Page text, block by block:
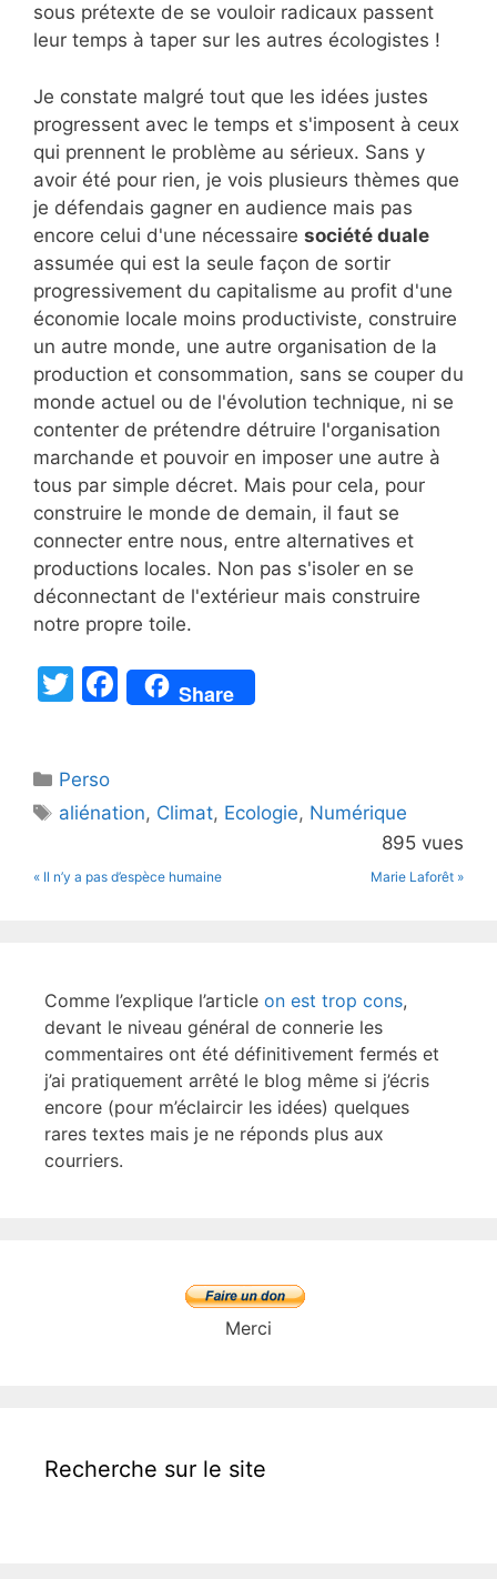
sous prétexte de se vouloir radicaux passent
leur temps à taper sur les autres écologistes !
Je constate malgré tout que les idées justes
progressent avec le temps et s'imposent à ceux
qui prennent le problème au sérieux. Sans y
avoir été pour rien, je vois plusieurs thèmes que
je défendais gagner en audience mais pas
encore celui d'une nécessaire société duale
assumée qui est la seule façon de sortir
progressivement du capitalisme au profit d'une
économie locale moins productiviste, construire
un autre monde, une autre organisation de la
production et consommation, sans se couper du
monde actuel ou de l'évolution technique, ni se
contenter de prétendre détruire l'organisation
marchande et pouvoir en imposer une autre à
tous par simple décret. Mais pour cela, pour
construire le monde de demain, il faut se
connecter entre nous, entre alternatives et
productions locales. Non pas s'isoler en se
déconnectant de l'extérieur mais construire
notre propre toile.
T
er
F
a
b
o
o
Share
Catégories
Perso
Étiquettes
aliénation, Climat, Ecologie, Numérique
895 vues
« Il n’y a pas d’espèce humaine Marie Laforêt »
Comme l’explique l’article on est trop cons,
devant le niveau général de connerie les
commentaires ont été définitivement fermés et
j’ai pratiquement arrêté le blog même si j’écris
encore (pour m’éclaircir les idées) quelques
rares textes mais je ne réponds plus aux
courriers.
Merci
Recherche sur le site